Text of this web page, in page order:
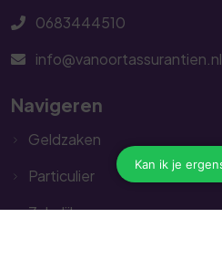
0683444510
info@vanoortassurantien.nl
Navigeren
Geldzaken
Particulier
Zakelijk